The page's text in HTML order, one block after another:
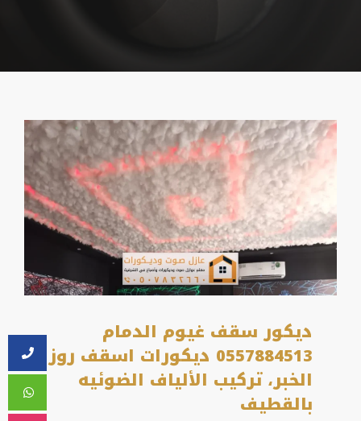
ديكور سقف غيوم الدمام
0557884513 ديكورات اسقف روز
الخبر، تركيب الألياف الضوئيه
بالقطيف